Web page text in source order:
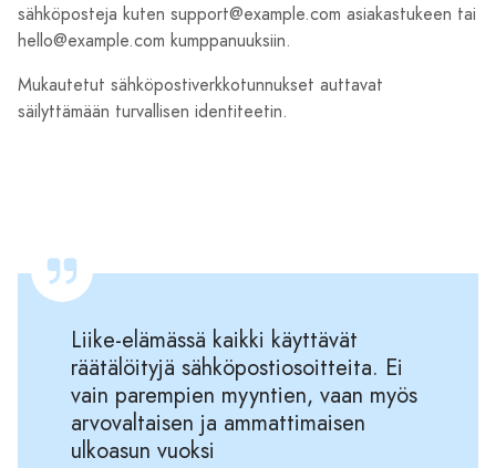
sähköposteja kuten support@example.com asiakastukeen tai
hello@example.com kumppanuuksiin.
Mukautetut sähköpostiverkkotunnukset auttavat
säilyttämään turvallisen identiteetin.
Liike-elämässä kaikki käyttävät
räätälöityjä sähköpostiosoitteita. Ei
vain parempien myyntien, vaan myös
arvovaltaisen ja ammattimaisen
ulkoasun vuoksi